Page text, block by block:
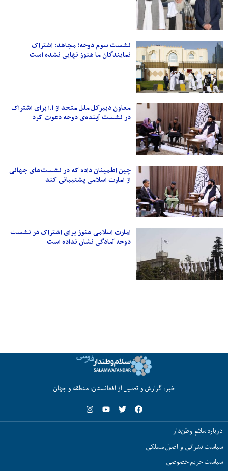
نشست سوم دوحه؛ مجاهد: اشتراک
نمایندگان ما هنوز نهایی نشده است
معاون دبیرکل ملل متحد از ا.ا برای اشتراک
در نشست آینده‌ی دوحه دعوت کرد
چین اطمینان داده‌ که در نشست‌های جهانی
از امارت ‌اسلامی پشتیبانی ‌کند
امارت اسلامی هنوز برای اشتراک در نشست
دوحه آمادگی نشان نداده است
خبر، گزارش و تحلیل از افغانستان، منطقه و جهان
درباره سلام وطن‌دار
سیاست نشراتی و اصول مسلکی
سیاست حریم خصوصی